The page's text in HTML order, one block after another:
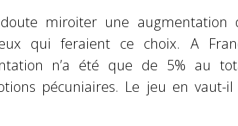
miroiter une augmentation
qui feraient ce choix. A
n’a été que de 5% au
pécuniaires. Le jeu en vaut-il